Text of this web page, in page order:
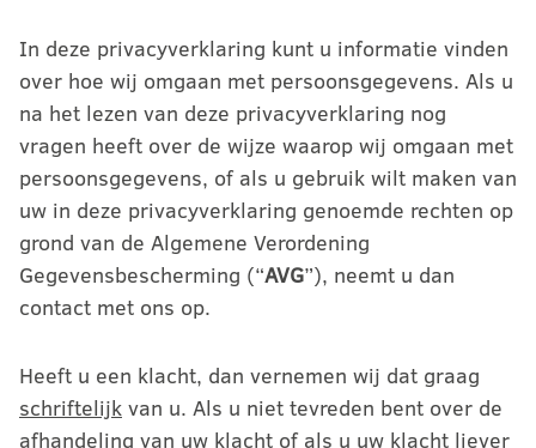
In deze privacyverklaring kunt u informatie vinden
over hoe wij omgaan met persoonsgegevens. Als u
na het lezen van deze privacyverklaring nog
vragen heeft over de wijze waarop wij omgaan met
persoonsgegevens, of als u gebruik wilt maken van
uw in deze privacyverklaring genoemde rechten op
grond van de Algemene Verordening
Gegevensbescherming (“AVG”), neemt u dan
contact met ons op.
Heeft u een klacht, dan vernemen wij dat graag
schriftelijk van u. Als u niet tevreden bent over de
afhandeling van uw klacht of als u uw klacht liever